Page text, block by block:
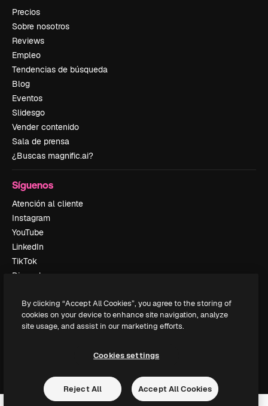
Precios
Sobre nosotros
Reviews
Empleo
Tendencias de búsqueda
Blog
Eventos
Slidesgo
Vender contenido
Sala de prensa
¿Buscas magnific.ai?
Síguenos
Atención al cliente
Instagram
YouTube
LinkedIn
TikTok
Discord
Reddit
reservados.
By clicking “Accept All Cookies”, you agree to the storing of
cookies on your device to enhance site navigation, analyze
site usage, and assist in our marketing efforts.
Cookies settings
Reject All Accept All Cookies